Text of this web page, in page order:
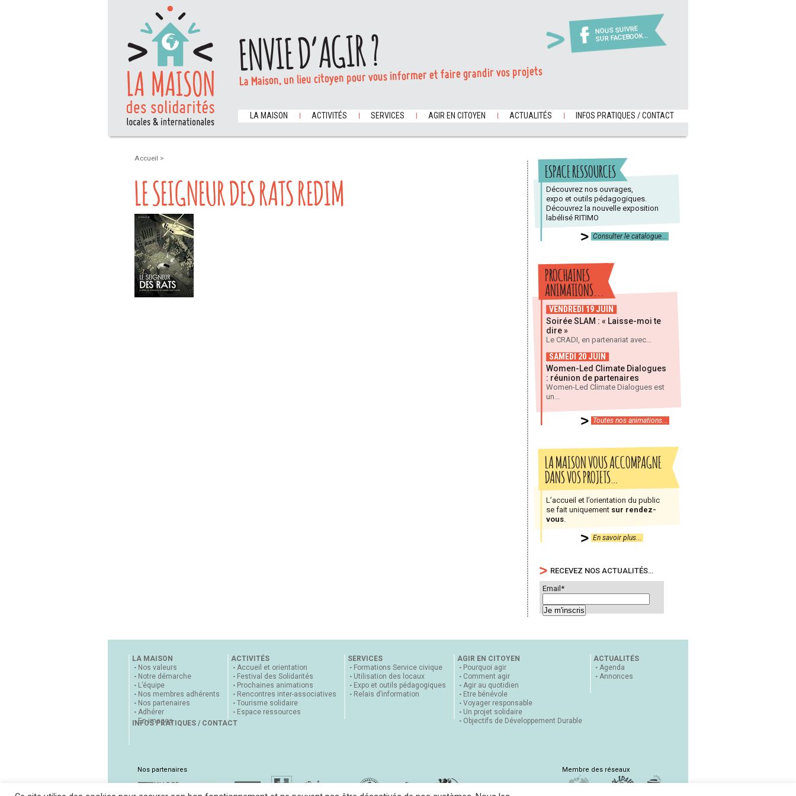
NOUS SUIVRE
SUR FACEBOOK...
ENVIE D’AGIR ?
La Maison, un lieu citoyen pour vous informer et faire grandir vos projets
LA MAISON ACTIVITÉS SERVICES AGIR EN CITOYEN ACTUALITÉS INFOS PRATIQUES / CONTACT
Accueil >
LE SEIGNEUR DES RATS REDIM
ESPACE RESSOURCES
Découvrez nos ouvrages,
expo et outils pédagogiques.
Découvrez la nouvelle exposition
labélisé RITIMO
Consulter le catalogue...
PROCHAINES
ANIMATIONS...
VENDREDI 19 JUIN
Soirée SLAM : « Laisse-moi te
dire »
Le CRADI, en partenariat avec...
SAMEDI 20 JUIN
Women-Led Climate Dialogues
: réunion de partenaires
Women-Led Climate Dialogues est
un...
Toutes nos animations...
LA MAISON VOUS ACCOMPAGNE
DANS VOS PROJETS…
L’accueil et l’orientation du public
se fait uniquement sur rendez-
vous
En savoir plus...
RECEVEZ NOS ACTUALITÉS…
Email*
LA MAISON
Nos valeurs
Notre démarche
L’équipe
Nos membres adhérents
Nos partenaires
Adhérer
En images
ACTIVITÉS
Accueil et orientation
Festival des Solidarités
Prochaines animations
Rencontres inter-associatives
Tourisme solidaire
Espace ressources
SERVICES
Formations Service civique
Utilisation des locaux
Expo et outils pédagogiques
Relais d’information
AGIR EN CITOYEN
Pourquoi agir
Comment agir
Agir au quotidien
Etre bénévole
Voyager responsable
Un projet solidaire
Objectifs de Développement Durable
ACTUALITÉS
Agenda
Annonces
INFOS PRATIQUES / CONTACT
Nos partenaires Membre des réseaux